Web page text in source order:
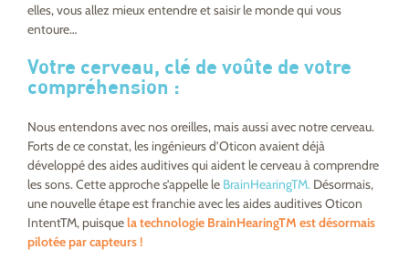
elles, vous allez mieux entendre et saisir le monde qui vous
entoure…
Votre cerveau, clé de voûte de votre
compréhension :
Nous entendons avec nos oreilles, mais aussi avec notre cerveau.
Forts de ce constat, les ingénieurs d’Oticon avaient déjà
développé des aides auditives qui aident le cerveau à comprendre
les sons. Cette approche s’appelle le BrainHearingTM. Désormais,
une nouvelle étape est franchie avec les aides auditives Oticon
IntentTM, puisquela technologie BrainHearingTM est désormais
pilotée par capteurs !